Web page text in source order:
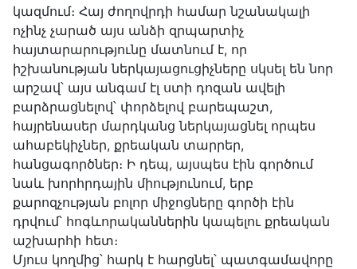
կազմում։ Հայ ժողովրդի համար նշանակալի
ոչինչ չարած այս անձի զրպարտիչ
հայտարարությունը մատնում է, որ
իշխանության ներկայացուցիչները սկսել են նոր
արշավ՝ այս անգամ էլ ստի դոզան ավելի
բարձրացնելով՝ փորձելով բարեպաշտ,
հայրենասեր մարդկանց ներկայացնել որպես
ահաբեկիչներ, քրեական տարրեր,
հանցագործներ։ Ի դեպ, այսպես էին գործում
նաև խորհրդային միությունում, երբ
քարոզչության բոլոր միջոցները գործի էին
դրվում՝ հոգևորականներին կապելու քրեական
աշխարհի հետ։
Մյուս կողմից՝ հարկ է հարցնել՝ պատգամավորը